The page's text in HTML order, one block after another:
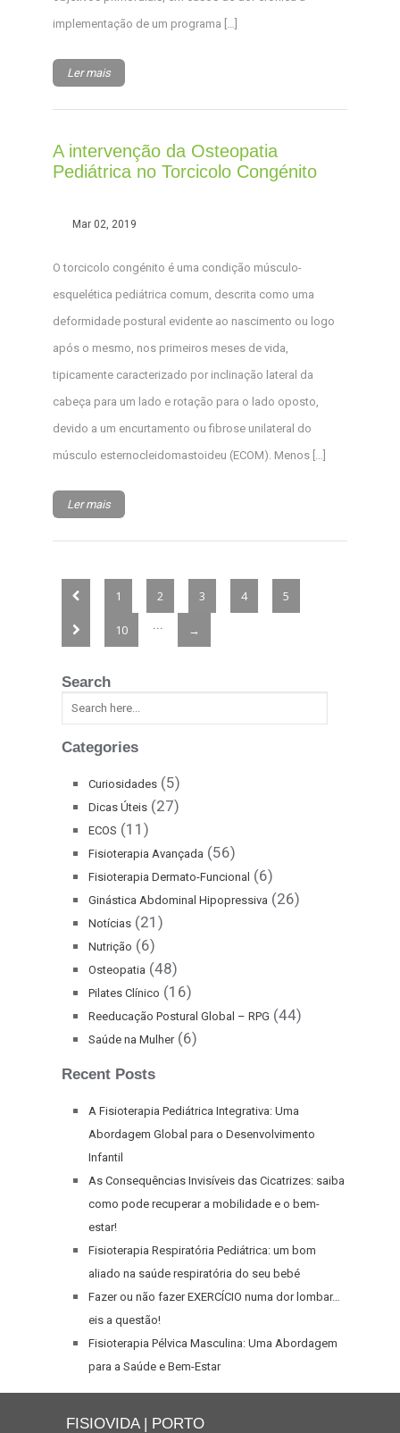
implementação de um programa […]
Ler mais
A intervenção da Osteopatia
Pediátrica no Torcicolo Congénito
Mar 02, 2019
O torcicolo congénito é uma condição músculo-
esquelética pediátrica comum, descrita como uma
deformidade postural evidente ao nascimento ou logo
após o mesmo, nos primeiros meses de vida,
tipicamente caracterizado por inclinação lateral da
cabeça para um lado e rotação para o lado oposto,
devido a um encurtamento ou fibrose unilateral do
músculo esternocleidomastoideu (ECOM). Menos […]
Ler mais
1 2 3 4 5
10 ... →
Search
Categories
Curiosidades (5)
Dicas Úteis (27)
ECOS (11)
Fisioterapia Avançada (56)
Fisioterapia Dermato-Funcional (6)
Ginástica Abdominal Hipopressiva (26)
Notícias (21)
Nutrição (6)
Osteopatia (48)
Pilates Clínico (16)
Reeducação Postural Global – RPG (44)
Saúde na Mulher(6)
Recent Posts
A Fisioterapia Pediátrica Integrativa: Uma
Abordagem Global para o Desenvolvimento
Infantil
As Consequências Invisíveis das Cicatrizes: saiba
como pode recuperar a mobilidade e o bem-
estar!
Fisioterapia Respiratória Pediátrica: um bom
aliado na saúde respiratória do seu bebé
Fazer ou não fazer EXERCÍCIO numa dor lombar…
eis a questão!
Fisioterapia Pélvica Masculina: Uma Abordagem
para a Saúde e Bem-Estar
FISIOVIDA | PORTO